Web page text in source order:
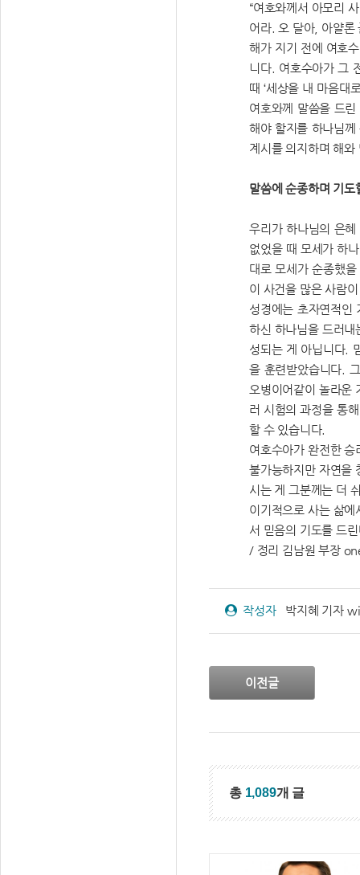
“여호와께서 아모리
어라. 오 달아, 아얄론
해가 지기 전에 여호
니다. 여호수아가 그
때 ‘세상을 내 마음대
여호와께 말씀을 드
해야 할지를 하나님
계시를 의지하며 해
말씀에 순종하며 기도
우리가 하나님의 은
없었을 때 모세가 하
대로 모세가 순종했
이 사건을 많은 사람
성경에는 초자연적인
하신 하나님을 드러
성되는 게 아닙니다.
을 훈련받았습니다.
오병이어같이 놀라운
러 시험의 과정을 통
할 수 있습니다.
여호수아가 완전한
불가능하지만 자연을
시는 게 그분께는 더
이기적으로 사는 삶
서 믿음의 기도를 드
/ 정리 김남원 부장
작성자박지혜 기자
이전글
총 1,089개 글